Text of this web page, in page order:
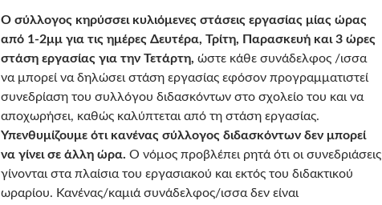
Ο σύλλογος κηρύσσει κυλιόμενες στάσεις εργασίας μίας ώρας
από 1-2μμ για τις ημέρες Δευτέρα, Τρίτη, Παρασκευή και 3 ώρες
στάση εργασίας για την Τετάρτη, ώστε κάθε συνάδελφος /ισσα
να μπορεί να δηλώσει στάση εργασίας εφόσον προγραμματιστεί
συνεδρίαση του συλλόγου διδασκόντων στο σχολείο του και να
αποχωρήσει, καθώς καλύπτεται από τη στάση εργασίας.
Υπενθυμίζουμε ότι κανένας σύλλογος διδασκόντων δεν μπορεί
να γίνει σε άλλη ώρα. Ο νόμος προβλέπει ρητά ότι οι συνεδριάσεις
γίνονται στα πλαίσια του εργασιακού και εκτός του διδακτικού
ωραρίου. Κανένας/καμιά συνάδελφος/ισσα δεν είναι